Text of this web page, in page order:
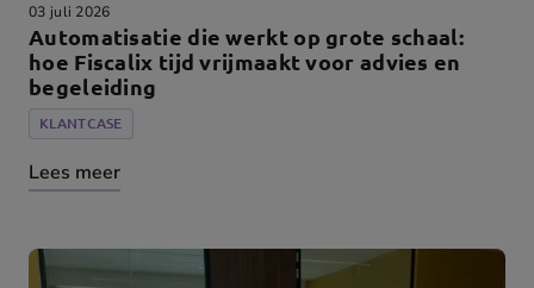
03 juli 2026
Automatisatie die werkt op grote schaal:
hoe Fiscalix tijd vrijmaakt voor advies en
begeleiding
KLANTCASE
Lees meer